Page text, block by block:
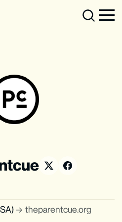
theparentcue.org